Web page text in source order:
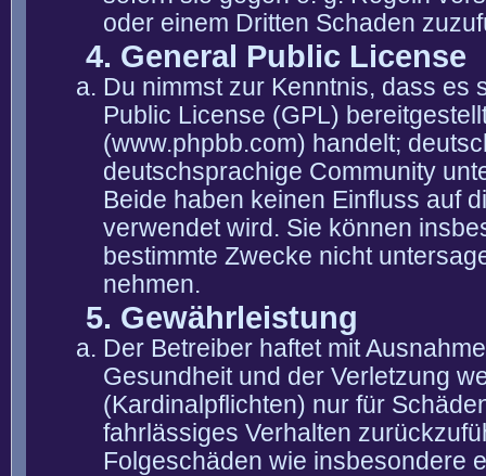
oder einem Dritten Schaden
4. General Public License
Du nimmst zur Kenntnis, dass es
Public License (GPL)
(www.phpbb.com) handelt;
deutschsprachige Community
Beide haben keinen Einfluss auf
verwendet wird. Sie können
bestimmte Zwecke nicht
nehmen.
5. Gewährleistung
Der Betreiber haftet mit
Gesundheit und der Verletzung
(Kardinalpflichten) nur für
fahrlässiges Verhalten
Folgeschäden wie insbesondere